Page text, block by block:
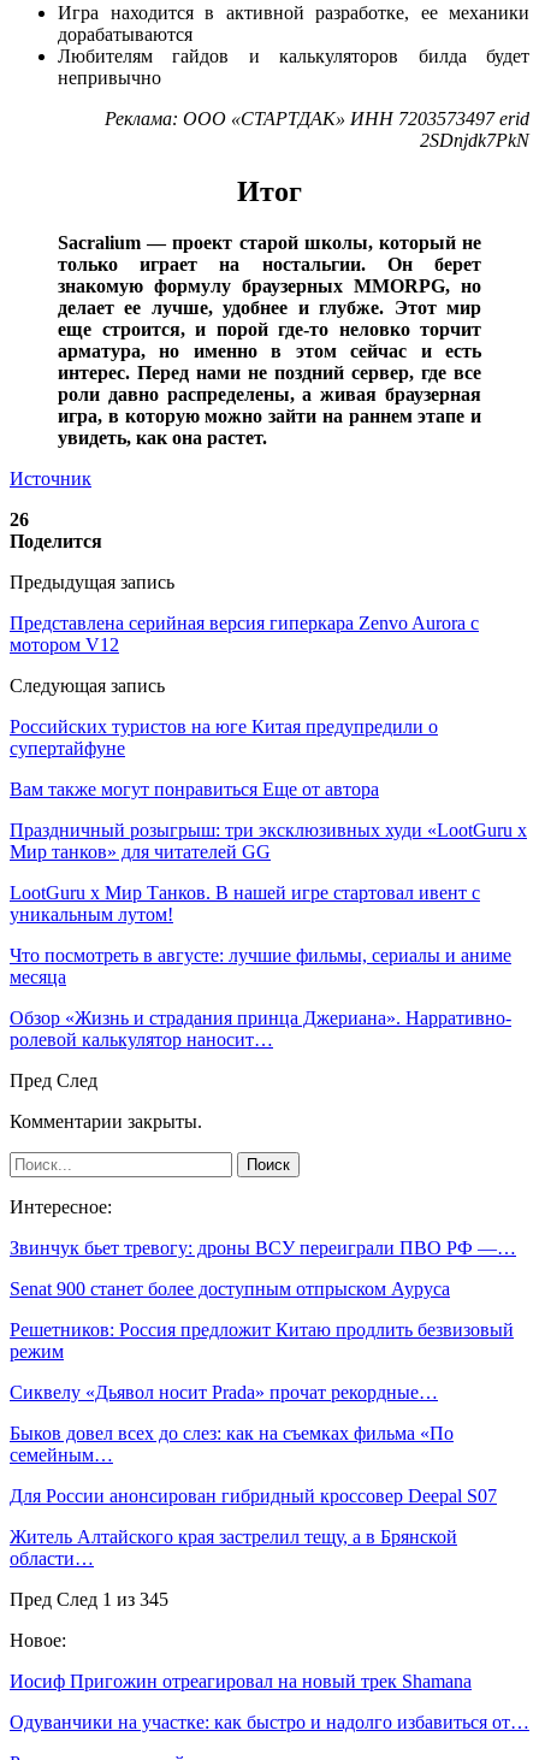
Игра находится в активной разработке, ее механики
дорабатываются
Любителям гайдов и калькуляторов билда будет
непривычно
Реклама: ООО «СТАРТДАК» ИНН 7203573497 erid
2SDnjdk7PkN
Итог
Sacralium — проект старой школы, который не
только играет на ностальгии. Он берет
знакомую формулу браузерных MMORPG, но
делает ее лучше, удобнее и глубже. Этот мир
еще строится, и порой где-то неловко торчит
арматура, но именно в этом сейчас и есть
интерес. Перед нами не поздний сервер, где все
роли давно распределены, а живая браузерная
игра, в которую можно зайти на раннем этапе и
увидеть, как она растет.
Источник
26
Поделится
Предыдущая запись
Представлена серийная версия гиперкара Zenvo Aurora с
мотором V12
Следующая запись
Российских туристов на юге Китая предупредили о
супертайфуне
Вам также могут понравиться Еще от автора
Праздничный розыгрыш: три эксклюзивных худи «LootGuru х
Мир танков» для читателей GG
LootGuru x Мир Танков. В нашей игре стартовал ивент с
уникальным лутом!
Что посмотреть в августе: лучшие фильмы, сериалы и аниме
месяца
Обзор «Жизнь и страдания принца Джериана». Нарративно-
ролевой калькулятор наносит…
Пред След
Комментарии закрыты.
Интересное:
Звинчук бьет тревогу: дроны ВСУ переиграли ПВО РФ —…
Senat 900 станет более доступным отпрыском Ауруса
Решетников: Россия предложит Китаю продлить безвизовый
режим
Сиквелу «Дьявол носит Prada» прочат рекордные…
Быков довел всех до слез: как на съемках фильма «По
семейным…
Для России анонсирован гибридный кроссовер Deepal S07
Житель Алтайского края застрелил тещу, а в Брянской
области…
Пред След 1 из 345
Новое:
Иосиф Пригожин отреагировал на новый трек Shamanа
Одуванчики на участке: как быстро и надолго избавиться от…